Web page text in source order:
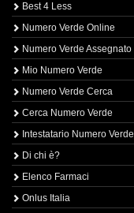
Best 4 Less
Numero Verde Online
Numero Verde Assegnato
Mio Numero Verde
Numero Verde Cerca
Cerca Numero Verde
Intestatario Numero Verde
Di chi è?
Elenco Farmaci
Onlus Italia